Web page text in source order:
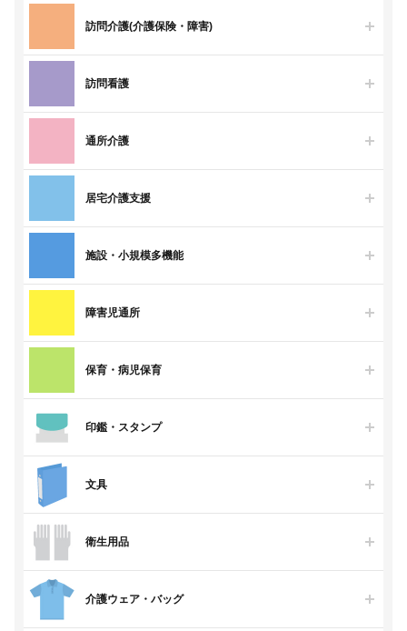
訪問介護(介護保険・障害)
訪問看護
通所介護
居宅介護支援
施設・小規模多機能
障害児通所
保育・病児保育
印鑑・スタンプ
文具
衛生用品
介護ウェア・バッグ